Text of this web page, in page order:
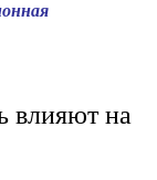
влияют на